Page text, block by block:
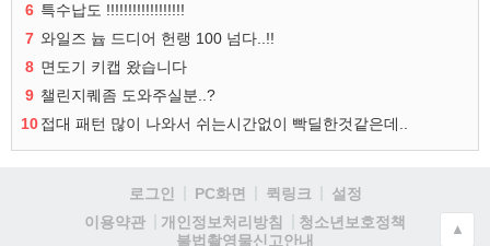
6 특수납도 !!!!!!!!!!!!!!!!!!
7 와일즈 늅 드디어 헌랭 100 넘다..!!
8 면도기 키캡 왔습니다
9 챌린지퀘좀 도와주실분..?
10접대 패턴 많이 나와서 쉬는시간없이 빡딜한것같은데..
로그인 PC화면 퀵링크
설정
이용약관
개인정보처리방침
청소년보호정책
불법촬영물신고안내
▲